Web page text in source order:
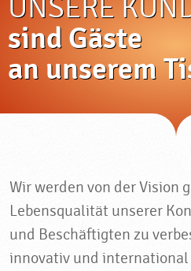
UNSERE
sind Gäste
an unserem
Wir werden von der Vision
Lebensqualität unserer
und Beschäftigten zu
innovativ und international